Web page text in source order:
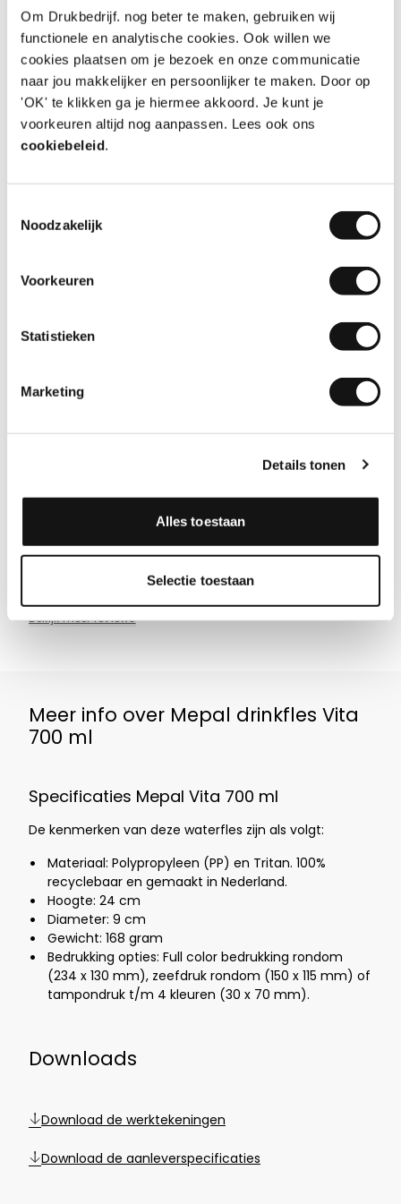
Om Drukbedrijf. nog beter te maken, gebruiken wij
functionele en analytische cookies. Ook willen we
cookies plaatsen om je bezoek en onze communicatie
naar jou makkelijker en persoonlijker te maken. Door op
'OK' te klikken ga je hiermee akkoord. Je kunt je
voorkeuren altijd nog aanpassen. Lees ook ons
cookiebeleid.
Noodzakelijk
Voorkeuren
Statistieken
Marketing
Details tonen
Alles toestaan
Selectie toestaan
10
Kwaliteit en service zijn top!
Klant is heel blij met de bouwhekdoeken en ik dus
heel tevreden over de kwaliteit en service van
Datum
8
besteld. Binnen paar dagen geleverd
Aanbeveling
JA!
30-07-2026
Bekijk meer reviews
Meer info over Mepal drinkfles Vita
700 ml
Specificaties Mepal Vita 700 ml
De kenmerken van deze waterfles zijn als volgt:
Materiaal: Polypropyleen (PP) en Tritan. 100%
recyclebaar en gemaakt in Nederland.
Hoogte: 24 cm
Diameter: 9 cm
Gewicht: 168 gram
Bedrukking opties: Full color bedrukking rondom
(234 x 130 mm), zeefdruk rondom (150 x 115 mm) of
tampondruk t/m 4 kleuren (30 x 70 mm).
Downloads
Download de werktekeningen
Download de aanleverspecificaties